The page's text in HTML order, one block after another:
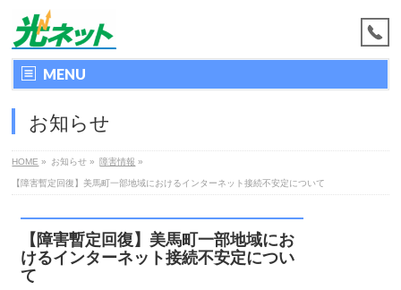
MENU
お知らせ
HOME » お知らせ » 障害情報 »
【障害暫定回復】美馬町一部地域におけるインターネット接続不安定について
【障害暫定回復】美馬町一部地域にお
けるインターネット接続不安定につい
て